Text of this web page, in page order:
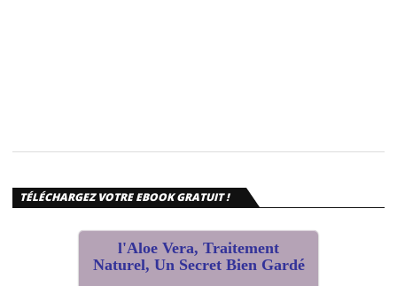
TÉLÉCHARGEZ VOTRE EBOOK GRATUIT !
l'Aloe Vera, Traitement
Naturel, Un Secret Bien Gardé